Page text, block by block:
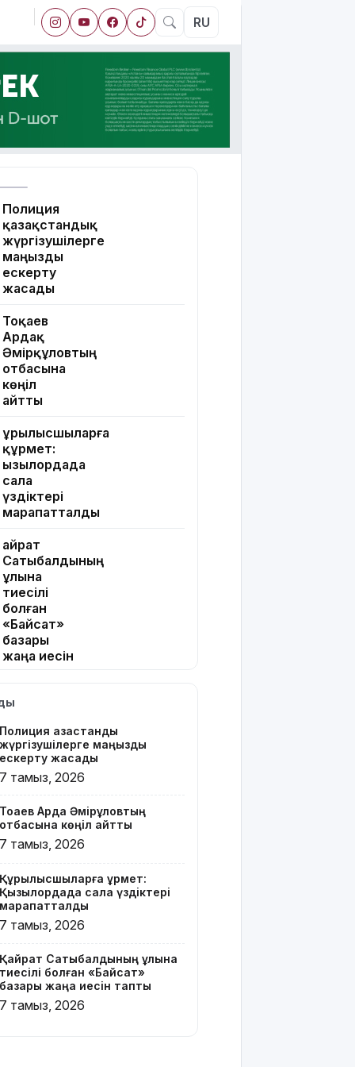
RU
Полиция
қазақстандық
жүргізушілерге
маңызды
ескерту
жасады
Тоқаев
Ардақ
Әмірқұловтың
отбасына
көңіл
айтты
Құрылысшыларға
құрмет:
Қызылордада
сала
үздіктері
марапатталды
Қайрат
Сатыбалдының
ұлына
тиесілі
болған
«Байсат»
базары
жаңа иесін
Қарағандада
бар жейде
киген
жолаушы
қызу
түсті
Президент
Қазақстан
облысының
90
жылдығымен
Телефон
алаяқтығының
жаңа түрі
Полиция қазақстандық
жүргізушілерге маңызды
ескерту жасады
7 тамыз, 2026
Тоқаев Ардақ Әмірқұловтың
отбасына көңіл айтты
7 тамыз, 2026
Құрылысшыларға құрмет:
Қызылордада сала үздіктері
марапатталды
7 тамыз, 2026
Қайрат Сатыбалдының ұлына
тиесілі болған «Байсат»
базары жаңа иесін тапты
7 тамыз, 2026